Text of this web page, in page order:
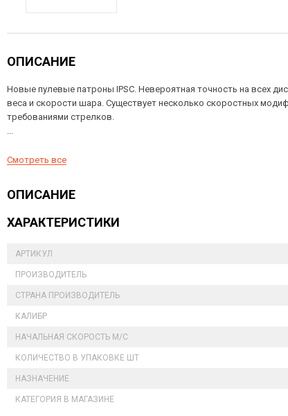
ОПИСАНИЕ
Новые пулевые патроны IPSC. Невероятная точность на всех
веса и скорости шара. Существует несколько скоростных
требованиями стрелков.
...
Смотреть все
ОПИСАНИЕ
ХАРАКТЕРИСТИКИ
АРТИКУЛ
ПРОИЗВОДИТЕЛЬ
СТРАНА ПРОИЗВОДИТЕЛЬ
КАЛИБР
НАЧАЛЬНАЯ СКОРОСТЬ М/С
КОЛИЧЕСТВО В УПАКОВКЕ ШТ
НАЗНАЧЕНИЕ
КАТЕГОРИЯ В МАГАЗИНЕ